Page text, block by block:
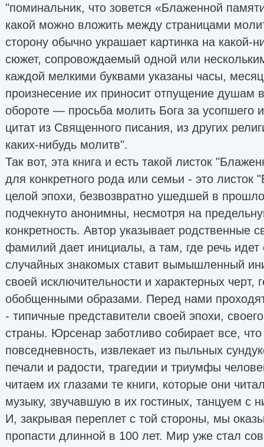
"поминальник, что зовется «Блаженной
какой можно вложить между страницами
сторону обычно украшает картинка на какой-
сюжет, сопровождаемый одной или
каждой мелкими буквами указаны часы,
произнесение их приносит отпущение душам
обороте — просьба молить Бога за усопшего
цитат из Священного писания, из других
каких-нибудь молитв".
Так вот, эта книга и есть такой листок
для конкретного рода или семьи - это
целой эпохи, безвозвратно ушедшей в
подчекнуто анонимны, несмотря на
конкретность. Автор указывает родственные
фамилий дает инициалы, а там, где речь идет
случайных знакомых ставит вымышленный
своей исключительности и характерных черт,
обобщенными образами. Перед нами
- типичные представители своей эпохи,
страны. Юрсенар заботливо собирает все,
повседневность, извлекает из пыльных
печали и радости, трагедии и триумфы
читаем их глазами те книги, которые они
музыку, звучавшую в их гостиных, танцуем с
И, закрывая переплет с той стороны, мы
пропасти длинной в 100 лет. Мир уже стал